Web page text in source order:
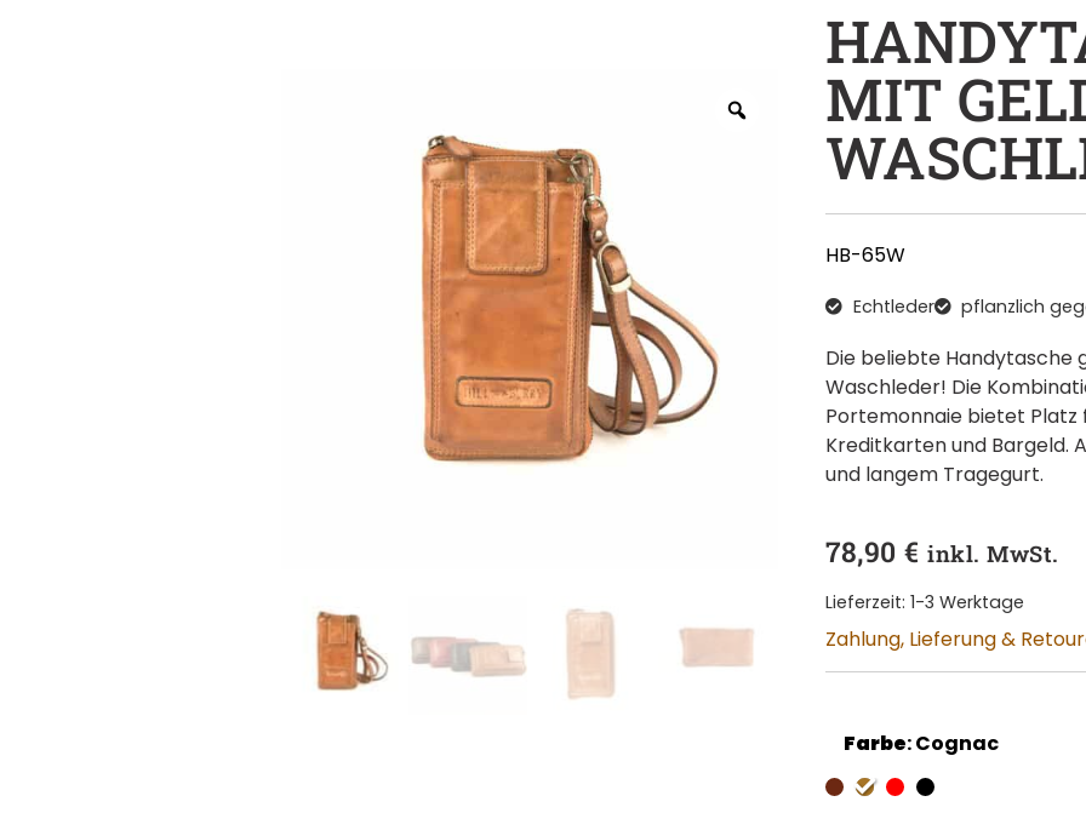
MIT
HB-65W
Echtleder pflanzlich
Die beliebte Handytasche
Waschleder! Die
Portemonnaie bietet Platz
Kreditkarten und Bargeld.
und langem Tragegurt.
78,90€ inkl. MwSt.
Lieferzeit:1-3 Werktage
Zahlung, Lieferung &
Farbe:Cognac